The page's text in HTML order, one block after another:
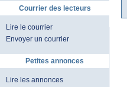
Courrier des lecteurs
Lire le courrier
Envoyer un courrier
Petites annonces
Lire les annonces